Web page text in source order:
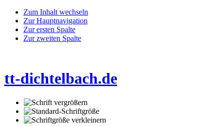
Zum Inhalt wechseln
Zur Hauptnavigation
Zur ersten Spalte
Zur zweiten Spalte
tt-dichtelbach.de